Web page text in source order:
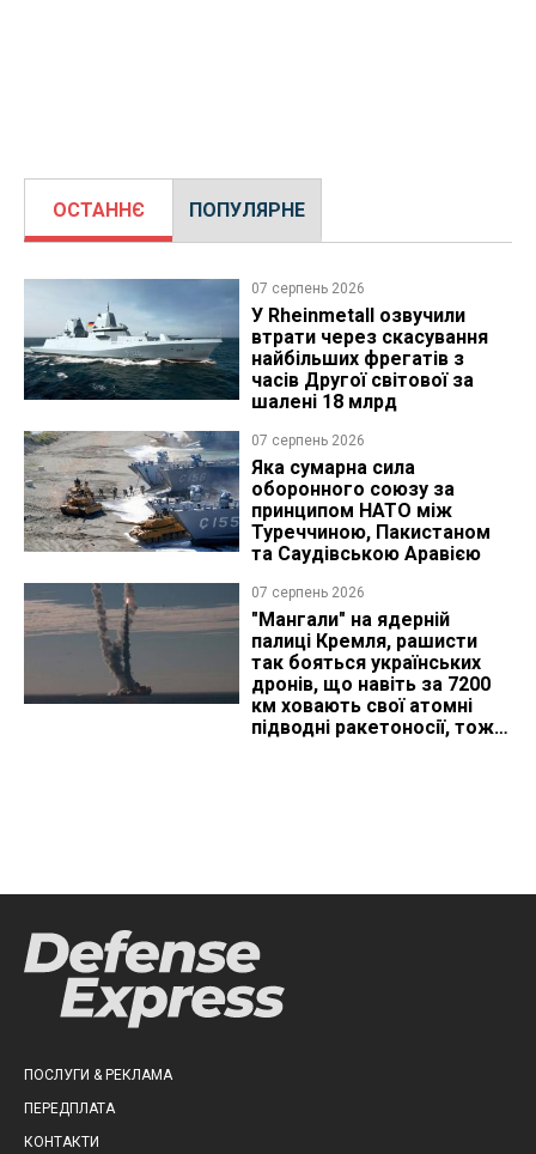
ОСТАННЄ ПОПУЛЯРНЕ
07 серпень 2026
У Rheinmetall озвучили
втрати через скасування
найбільших фрегатів з
часів Другої світової за
шалені 18 млрд
07 серпень 2026
Яка сумарна сила
оборонного союзу за
принципом НАТО між
Туреччиною, Пакистаном
та Саудівською Аравією
07 серпень 2026
"Мангали" на ядерній
палиці Кремля, рашисти
так бояться українських
дронів, що навіть за 7200
км ховають свої атомні
підводні ракетоносії, тож
ПОСЛУГИ & РЕКЛАМА
ПЕРЕДПЛАТА
КОНТАКТИ